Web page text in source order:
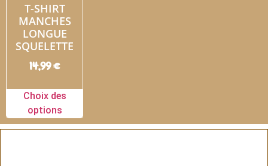
T-SHIRT
MANCHES
LONGUE
SQUELETTE
14,99€
Choix des
options